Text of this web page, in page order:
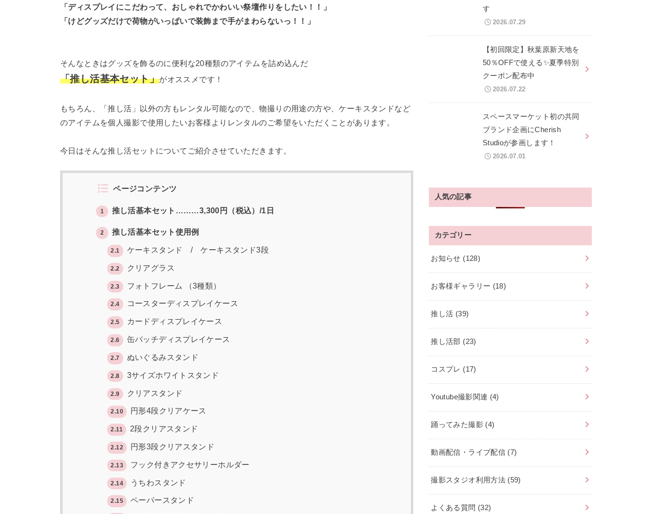
「ディスプレイにこだわって、おしゃれでかわいい祭壇作りをしたい！！」
「けどグッズだけで荷物がいっぱいで装飾まで手がまわらないっ！！」
そんなときはグッズを飾るのに便利な20種類のアイテムを詰め込んだ
「推し活基本セット」がオススメです！
もちろん、「推し活」以外の方もレンタル可能なので、物撮りの用途の方や、ケーキスタンドなど
のアイテムを個人撮影で使用したいお客様よりレンタルのご希望をいただくことがあります。
今日はそんな推し活セットについてご紹介させていただきます。
ページコンテンツ
1 推し活基本セット………3,300円（税込）/1日
2 推し活基本セット使用例
2.1 ケーキスタンド / ケーキスタンド3段
2.2 クリアグラス
2.3 フォトフレーム （3種類）
2.4 コースターディスプレイケース
2.5 カードディスプレイケース
2.6 缶バッチディスプレイケース
2.7 ぬいぐるみスタンド
2.8 3サイズホワイトスタンド
2.9 クリアスタンド
2.10 円形4段クリアケース
2.11 2段クリアスタンド
2.12 円形3段クリアスタンド
2.13 フック付きアクセサリーホルダー
2.14 うちわスタンド
2.15 ペーパースタンド
す
2026.07.29
【初回限定】秋葉原新天地を
50％OFFで使える✨夏季特別
クーポン配布中
2026.07.22
スペースマーケット初の共同
ブランド企画にCherish
Studioが参画します！
2026.07.01
人気の記事
カテゴリー
お知らせ (128)
お客様ギャラリー (18)
推し活 (39)
推し活部 (23)
コスプレ (17)
Youtube撮影関連 (4)
踊ってみた撮影 (4)
動画配信・ライブ配信 (7)
撮影スタジオ利用方法 (59)
よくある質問 (32)